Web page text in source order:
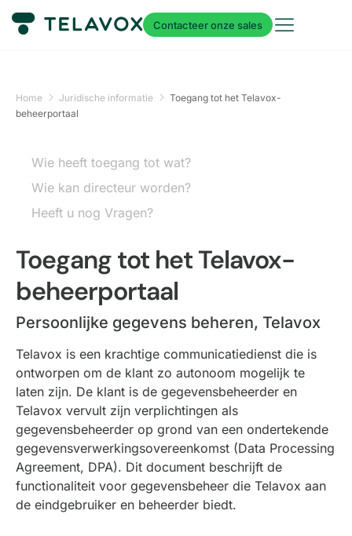
Contacteer onze sales
Home Juridische informatie
Toegang tot het Telavox-
beheerportaal
Wie heeft toegang tot wat?
Wie kan directeur worden?
Heeft u nog Vragen?
Toegang tot het Telavox-
beheerportaal
Persoonlijke gegevens beheren, Telavox
Telavox is een krachtige communicatiedienst die is
ontworpen om de klant zo autonoom mogelijk te
laten zijn. De klant is de gegevensbeheerder en
Telavox vervult zijn verplichtingen als
gegevensbeheerder op grond van een ondertekende
gegevensverwerkingsovereenkomst (Data Processing
Agreement, DPA). Dit document beschrijft de
functionaliteit voor gegevensbeheer die Telavox aan
de eindgebruiker en beheerder biedt.